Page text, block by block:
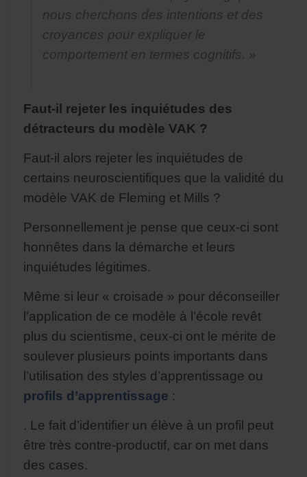
nous cherchons des intentions et des
croyances pour expliquer le
comportement en termes cognitifs. »
Faut-il rejeter les inquiétudes des
détracteurs du modèle VAK ?
Faut-il alors rejeter les inquiétudes de
certains neuroscientifiques que la validité du
modèle VAK de Fleming et Mills ?
Personnellement je pense que ceux-ci sont
honnêtes dans la démarche et leurs
inquiétudes légitimes.
Même si leur « croisade » pour déconseiller
l’application de ce modèle à l’école revêt
plus du scientisme, ceux-ci ont le mérite de
soulever plusieurs points importants dans
l’utilisation des styles d’apprentissage ou
profils d’apprentissage :
. Le fait d’identifier un élève à un profil peut
être très contre-productif, car on met dans
des cases.